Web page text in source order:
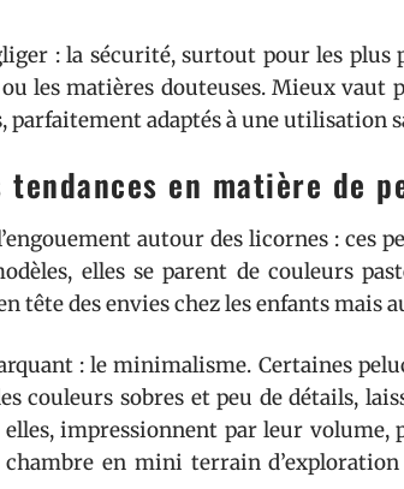
: la sécurité, surtout pour les plus
les matières douteuses. Mieux vaut
parfaitement adaptés à une utilisation
tendances en matière de
autour des licornes : ces
elles se parent de couleurs
tête des envies chez les enfants mais
: le minimalisme. Certaines
couleurs sobres et peu de détails,
elles, impressionnent par leur volume,
en mini terrain